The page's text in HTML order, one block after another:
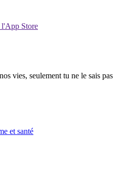
l'App Store
vies, seulement tu ne le sais pas
et santé